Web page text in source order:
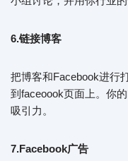
6.链接博客
把博客和Facebook进行
到faceoook页面上。你
吸引力。
7.Facebook广告